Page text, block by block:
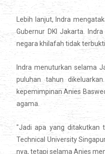
Lebih lanjut, Indra
Gubernur DKI Jakarta.
negara khilafah tidak terbukti.
Indra menuturkan selama
puluhan tahun
kepemimpinan Anies
agama.
"Jadi apa yang ditakutkan
Technical University
nya, tetapi selama Anies